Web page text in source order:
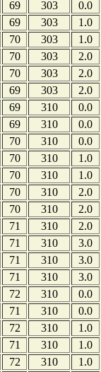
69 303
0.0
69 303
1.0
70 303
1.0
70 303
2.0
70 303
2.0
69 303
2.0
69 310
0.0
69 310
0.0
70 310
0.0
70 310
1.0
70 310
1.0
70 310
2.0
70 310
2.0
71 310
2.0
71 310
3.0
71 310
3.0
71 310
3.0
72 310
0.0
71 310
0.0
72 310
1.0
71 310
1.0
72 310
1.0